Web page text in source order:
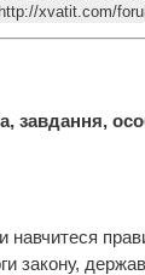
xvatit.com/
завдання,
закону,